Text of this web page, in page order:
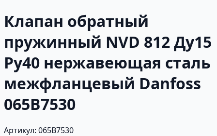
Клапан обратный
пружинный NVD 812 Ду15
Ру40 нержавеющая сталь
межфланцевый Danfoss
065B7530
Артикул: 065B7530